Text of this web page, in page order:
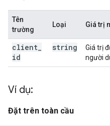
Tên
trường
Loại Giá trị
client
id
string
Giá trị
người
Ví dụ:
Đặt trên toàn cầu